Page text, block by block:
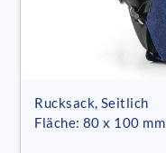
Rucksack, Seitlich
Fläche: 80 x 100 mm